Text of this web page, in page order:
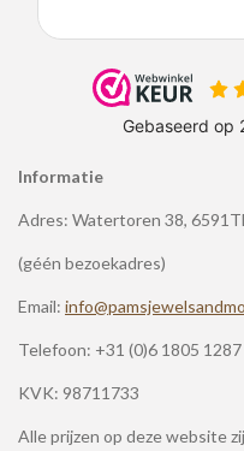
Informatie
Adres: Watertoren 38,
(géén bezoekadres)
Email:
Telefoon: +31 (0)6 1805 1287
KVK: 98711733
Alle prijzen op deze website